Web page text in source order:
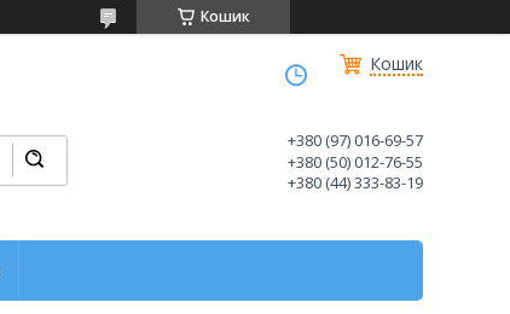
Кошик
Кошик
+380 (97) 016-69-57
+380 (50) 012-76-55
+380 (44) 333-83-19